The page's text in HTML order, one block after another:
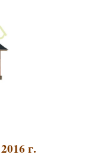
г.